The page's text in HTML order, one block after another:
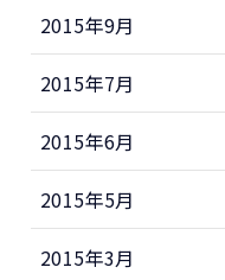
2015年9月
2015年7月
2015年6月
2015年5月
2015年3月